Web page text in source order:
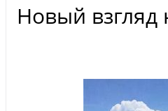
Новый взгляд